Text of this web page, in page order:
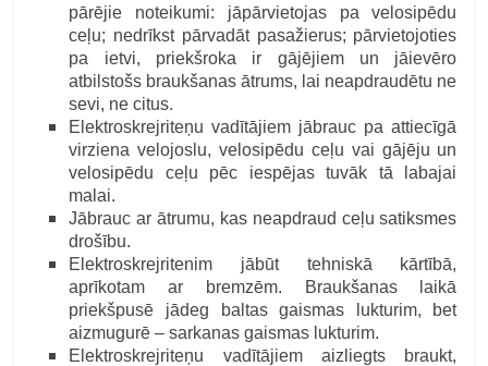
pārējie noteikumi: jāpārvietojas pa velosipēdu
ceļu; nedrīkst pārvadāt pasažierus; pārvietojoties
pa ietvi, priekšroka ir gājējiem un jāievēro
atbilstošs braukšanas ātrums, lai neapdraudētu ne
sevi, ne citus.
Elektroskrejriteņu vadītājiem jābrauc pa attiecīgā
virziena velojoslu, velosipēdu ceļu vai gājēju un
velosipēdu ceļu pēc iespējas tuvāk tā labajai
malai.
Jābrauc ar ātrumu, kas neapdraud ceļu satiksmes
drošību.
Elektroskrejritenim jābūt tehniskā kārtībā,
aprīkotam ar bremzēm. Braukšanas laikā
priekšpusē jādeg baltas gaismas lukturim, bet
aizmugurē – sarkanas gaismas lukturim.
Elektroskrejriteņu vadītājiem aizliegts braukt,